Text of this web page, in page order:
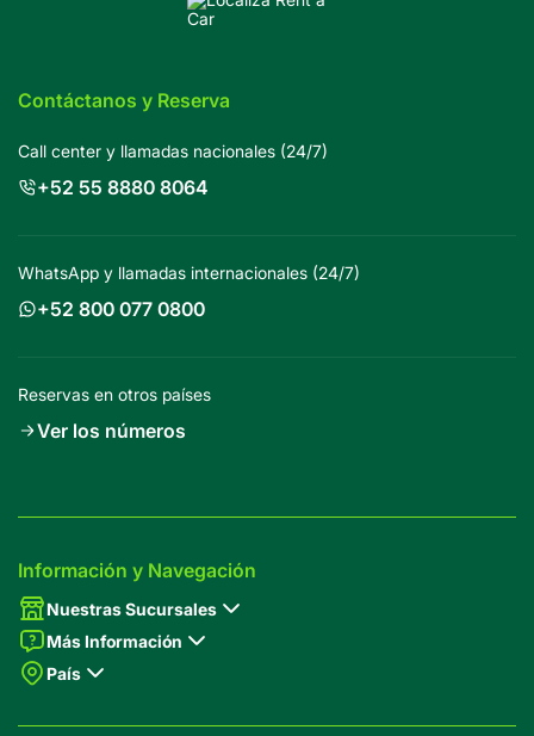
Información y Navegación
Nuestras Sucursales
Más Información
País
Contáctanos y Reserva
Call center y llamadas nacionales (24/7)
+52 55 8880 8064
WhatsApp y llamadas internacionales (24/7)
+52 800 077 0800
Reservas en otros países
Ver los números